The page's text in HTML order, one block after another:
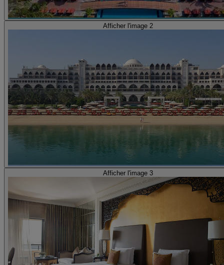
Afficher l'image 2
Afficher l'image 3